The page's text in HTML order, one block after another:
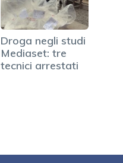
Droga negli studi
Mediaset: tre
tecnici arrestati